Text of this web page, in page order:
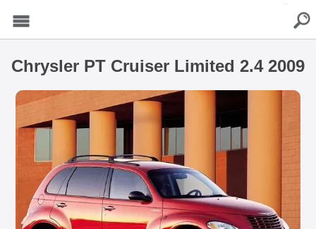
Chrysler PT Cruiser Limited 2.4 2009